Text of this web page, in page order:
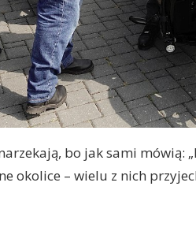
bo jak sami mówią:
okolice – wielu z nich